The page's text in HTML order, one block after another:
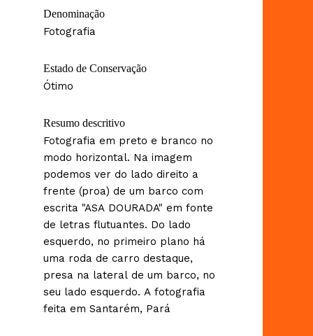
Denominação
Fotografia
Estado de Conservação
Ótimo
Resumo descritivo
Fotografia em preto e branco no
modo horizontal. Na imagem
podemos ver do lado direito a
frente (proa) de um barco com
escrita "ASA DOURADA" em fonte
de letras flutuantes. Do lado
esquerdo, no primeiro plano há
uma roda de carro destaque,
presa na lateral de um barco, no
seu lado esquerdo. A fotografia
feita em Santarém, Pará